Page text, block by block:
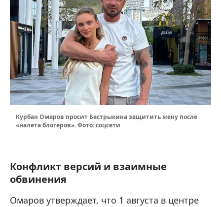
Курбан Омаров просит Бастрыкина защитить жену после
«налета блогеров». Фото: соцсети
Конфликт версий и взаимные
обвинения
Омаров утверждает, что 1 августа в центре